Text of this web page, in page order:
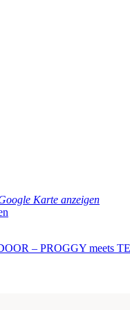
Karte anzeigen
– PROGGY meets